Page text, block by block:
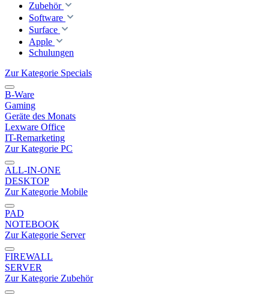
Zubehör
Software
Surface
Apple
Schulungen
Zur Kategorie Specials
B-Ware
Gaming
Geräte des Monats
Lexware Office
IT-Remarketing
Zur Kategorie PC
ALL-IN-ONE
DESKTOP
Zur Kategorie Mobile
PAD
NOTEBOOK
Zur Kategorie Server
FIREWALL
SERVER
Zur Kategorie Zubehör